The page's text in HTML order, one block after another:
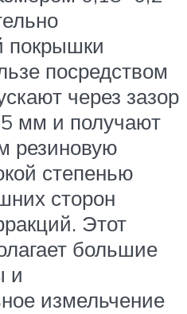
покрышки
посредством
через зазор
мм и получают
резиновую
степенью
сторон
Этот
большие
и
измельчение